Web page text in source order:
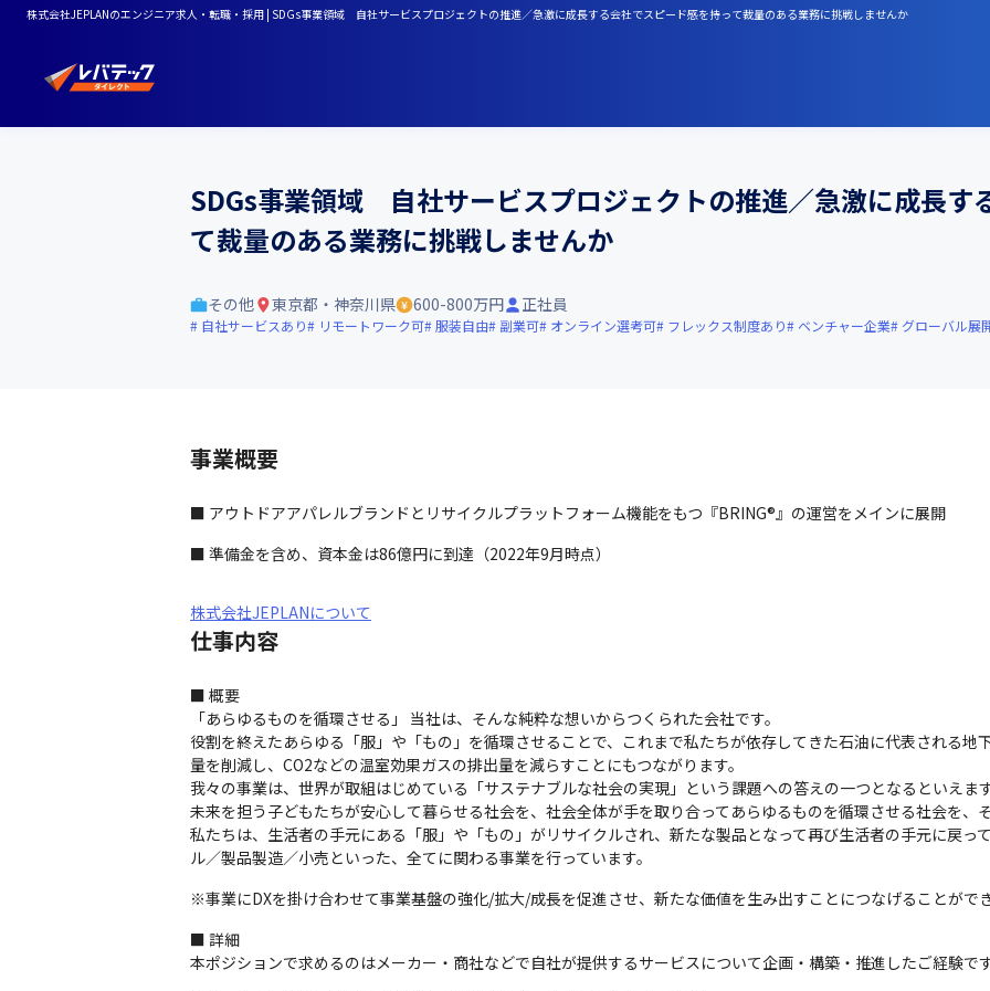
株式会社JEPLANのエンジニア求人・転職・採用 | SDGs事業領域 自社サービスプロジェクトの推進／急激に成長する会社でスピード感を持って裁量のある業務に挑戦しませんか
SDGs事業領域 自社サービスプロジェクトの推進／急激に成長す
て裁量のある業務に挑戦しませんか
その他 東京都・神奈川県 600-800万円 正社員
自社サービスあり リモートワーク可 服装自由 副業可 オンライン選考可 フレックス制度あり ベンチャー企業 グローバル展
事業概要
■ アウトドアアパレルブランドとリサイクルプラットフォーム機能をもつ『BRING®』の運営をメインに展開
■ 準備金を含め、資本金は86億円に到達（2022年9月時点）
株式会社JEPLANについて
仕事内容
■ 概要
「あらゆるものを循環させる」 当社は、そんな純粋な想いからつくられた会社です。
役割を終えたあらゆる「服」や「もの」を循環させることで、これまで私たちが依存してきた石油に代表される地
量を削減し、CO2などの温室効果ガスの排出量を減らすことにもつながります。
我々の事業は、世界が取組はじめている「サステナブルな社会の実現」という課題への答えの一つとなるといえます
未来を担う子どもたちが安心して暮らせる社会を、社会全体が手を取り合ってあらゆるものを循環させる社会を、
私たちは、生活者の手元にある「服」や「もの」がリサイクルされ、新たな製品となって再び生活者の手元に戻っ
ル／製品製造／小売といった、全てに関わる事業を行っています。
※事業にDXを掛け合わせて事業基盤の強化/拡大/成長を促進させ、新たな価値を生み出すことにつなげることがで
■ 詳細
本ポジションで求めるのはメーカー・商社などで自社が提供するサービスについて企画・構築・推進したご経験です